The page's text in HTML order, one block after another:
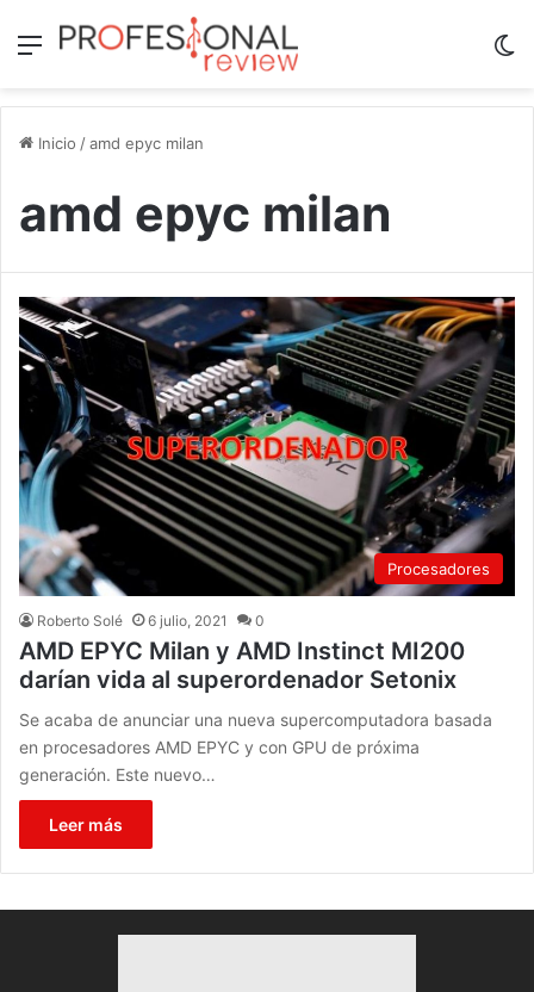
Menú
Inicio /amd epyc milan
amd epyc milan
Procesadores
Roberto Solé 6 julio, 2021 0
AMD EPYC Milan y AMD Instinct MI200
darían vida al superordenador Setonix
Se acaba de anunciar una nueva supercomputadora basada
en procesadores AMD EPYC y con GPU de próxima
generación. Este nuevo…
Leer más